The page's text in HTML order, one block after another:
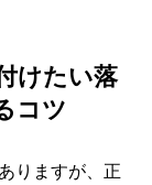
けたい落
コツ
りますが、正